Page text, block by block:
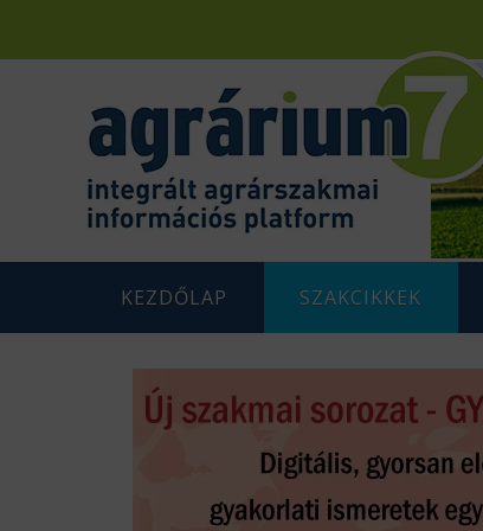
KEZDŐLAP SZAKCIKKEK
AGRÁRENERGETIKA
AGRÁRGAZDASÁG
AGRÁRTÁMOGATÁSOK
ÁLLATTENYÉSZTÉS